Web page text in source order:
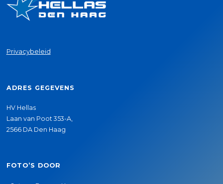
Privacybeleid
ADRES GEGEVENS
HV Hellas
Laan van Poot 353-A,
2566 DA Den Haag
FOTO’S DOOR